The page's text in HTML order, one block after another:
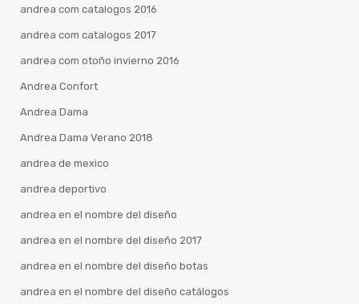
andrea com catalogos 2016
andrea com catalogos 2017
andrea com otoño invierno 2016
Andrea Confort
Andrea Dama
Andrea Dama Verano 2018
andrea de mexico
andrea deportivo
andrea en el nombre del diseño
andrea en el nombre del diseño 2017
andrea en el nombre del diseño botas
andrea en el nombre del diseño catálogos